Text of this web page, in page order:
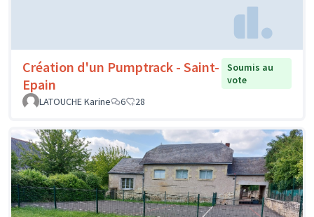
Création d'un Pumptrack - Saint-
Epain
Soumis au
vote
LATOUCHE Karine
6 28